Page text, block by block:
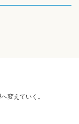
変えていく。